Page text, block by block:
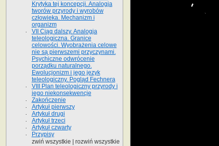
Krytyka tej koncepcji. Analogja
tworów przyrody i wyrobów
człowieka. Mechanizm i
organizm
VII Ciąg dalszy. Analogja
teleologiczna. Granice
celowości. Wyobrażenia celowe
nie są pierwszemi przyczynami.
Psychiczne odwrócenie
porządku naturalnego.
Ewolucjonizm i jego język
teleologiczny. Pogląd Fechnera
VIII Plan teleologiczny przyrody i
jego niekonsekwencje
Zakończenie
Artykuł pierwszy
Artykuł drugi
Artykuł trzeci
Artykuł czwarty
Przypisy
zwiń wszystkie
rozwiń wszystkie